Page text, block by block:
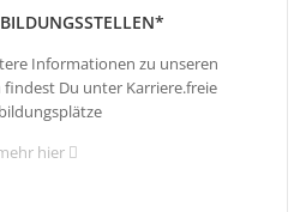
Informationen zu unseren
Du unter Karriere.freie
hier